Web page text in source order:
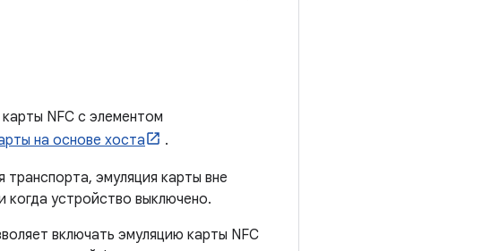
NFC с элементом
на основе хоста .
транспорта, эмуляция карты вне
когда устройство выключено.
включать эмуляцию карты NFC